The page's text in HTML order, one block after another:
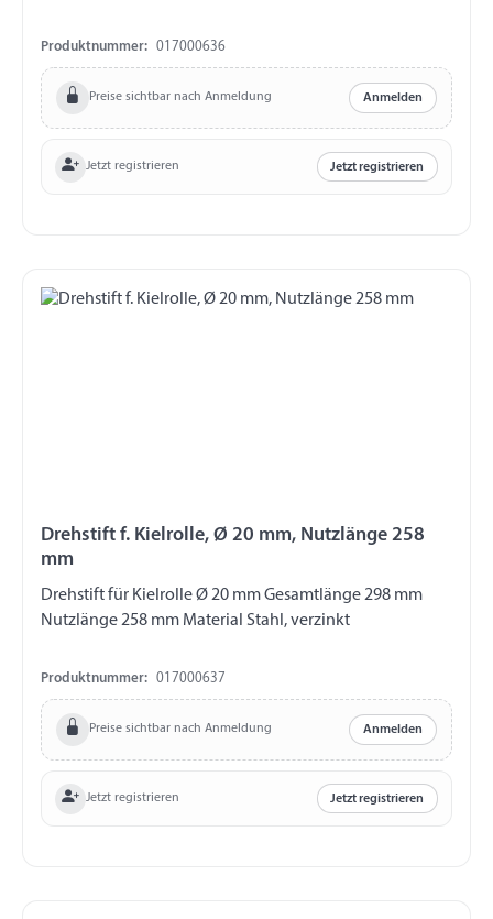
Produktnummer: 017000636
Preise sichtbar nach Anmeldung Anmelden
Jetzt registrieren Jetzt registrieren
Drehstift f. Kielrolle, Ø 20 mm, Nutzlänge 258
mm
Drehstift für Kielrolle Ø 20 mm Gesamtlänge 298 mm
Nutzlänge 258 mm Material Stahl, verzinkt
Produktnummer: 017000637
Preise sichtbar nach Anmeldung Anmelden
Jetzt registrieren Jetzt registrieren